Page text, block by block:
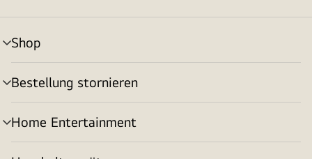
Shop
Menü
umschalten
Bestellung stornieren
Menü
umschalten
Home Entertainment
Menü
umschalten